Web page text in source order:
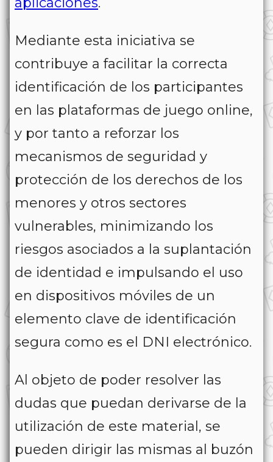
Mediante esta iniciativa se
contribuye a facilitar la correcta
identificación de los participantes
en las plataformas de juego online,
y por tanto a reforzar los
mecanismos de seguridad y
protección de los derechos de los
menores y otros sectores
vulnerables, minimizando los
riesgos asociados a la suplantación
de identidad e impulsando el uso
en dispositivos móviles de un
elemento clave de identificación
segura como es el DNI electrónico.
Al objeto de poder resolver las
dudas que puedan derivarse de la
utilización de este material, se
pueden dirigir las mismas al buzón